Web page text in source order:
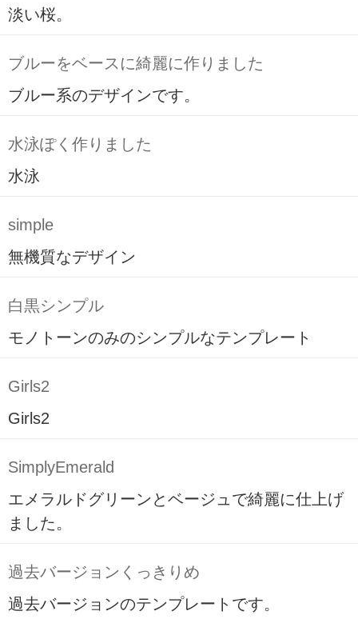
淡い桜。
ブルーをベースに綺麗に作りました
ブルー系のデザインです。
水泳ぽく作りました
水泳
simple
無機質なデザイン
白黒シンプル
モノトーンのみのシンプルなテンプレート
Girls2
Girls2
SimplyEmerald
エメラルドグリーンとベージュで綺麗に仕上げ
ました。
過去バージョンくっきりめ
過去バージョンのテンプレートです。